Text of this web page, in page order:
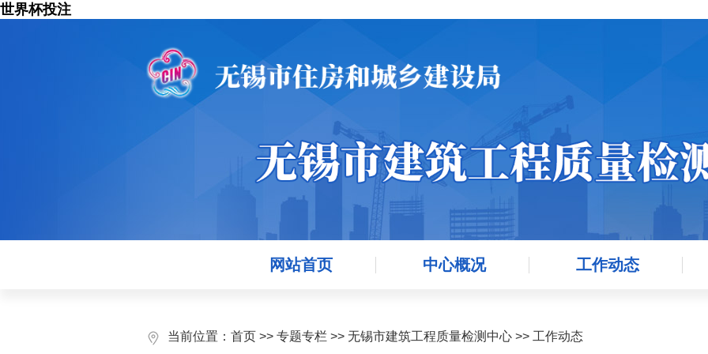
世界杯投注
网站首页 中心概况 工作动态
当前位置： 首页 >> 专题专栏 >> 无锡市建筑工程质量检测中心 >> 工作动态